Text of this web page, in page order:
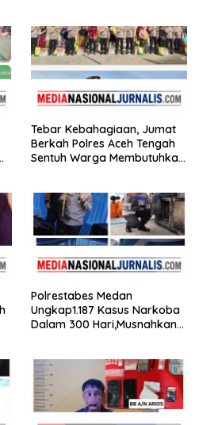
Tebar Kebahagiaan, Jumat
Berkah Polres Aceh Tengah
Sentuh Warga Membutuhkan
Polrestabes Medan
Ungkap1.187 Kasus Narkoba
Dalam 300 Hari,Musnahkan